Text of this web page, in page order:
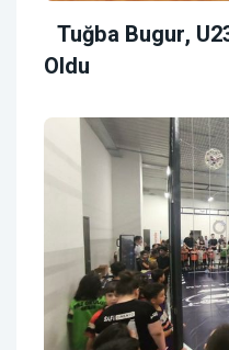
Tuğba Bugur,
Oldu